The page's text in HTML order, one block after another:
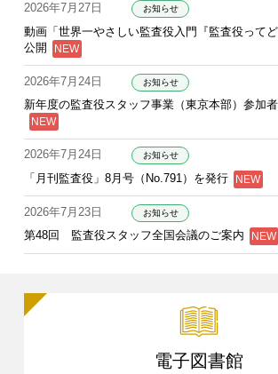
2026年7月27日 お知らせ
動画「世界一やさしい監査役入門『監査役って
公開
2026年7月24日 お知らせ
新年度の監査役スタッフ事業（東京本部）参加
2026年7月24日 お知らせ
「月刊監査役」8月号（No.791）を発行
2026年7月23日 お知らせ
第48回 監査役スタッフ全国会議のご案内
電子図書館